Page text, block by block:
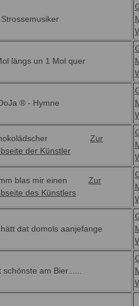
Strossemusiker
längs un 1 Mol quer
® - Hymne
Zur
der Künstler
blas mir einen Zur
des Künstlers
dat domols aanjefange
schönste am Bier......